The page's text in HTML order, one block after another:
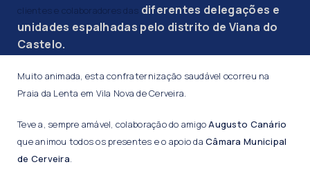
clientes e colaboradores das diferentes delegações e
unidades espalhadas pelo distrito de Viana do
Castelo.
Muito animada, esta confraternização saudável ocorreu na
Praia da Lenta em Vila Nova de Cerveira.
Teve a, sempre amável, colaboração do amigoAugusto Canário
que animou todos os presentes e o apoio daCâmara Municipal
de Cerveira.